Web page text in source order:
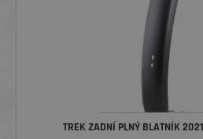
TREK ZADNÍ PLNÝ BLATNÍK